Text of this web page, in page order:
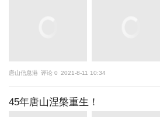
唐山信息港 评论 0 2021-8-11 10:34
45年唐山涅槃重生！